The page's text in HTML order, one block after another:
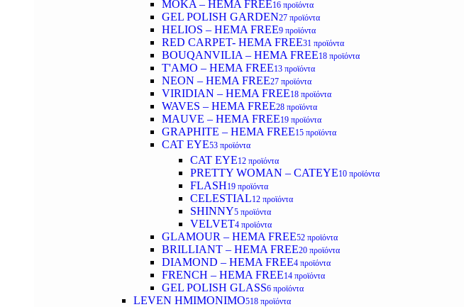
MOKA – HEMA FREE16 προϊόντα
GEL POLISH GARDEN27 προϊόντα
HELIOS – HEMA FREE9 προϊόντα
RED CARPET- HEMA FREE31 προϊόντα
BOUQANVILIA – HEMA FREE18 προϊόντα
T'AMO – HEMA FREE13 προϊόντα
NEON – HEMA FREE27 προϊόντα
VIRIDIAN – HEMA FREE18 προϊόντα
WAVES – HEMA FREE28 προϊόντα
MAUVE – HEMA FREE19 προϊόντα
GRAPHITE – HEMA FREE15 προϊόντα
CAT EYE53 προϊόντα
CAT EYE12 προϊόντα
PRETTY WOMAN – CATEYE10 προϊόντα
FLASH19 προϊόντα
CELESTIAL12 προϊόντα
SHINNY5 προϊόντα
VELVET4 προϊόντα
GLAMOUR – HEMA FREE52 προϊόντα
BRILLIANT – HEMA FREE20 προϊόντα
DIAMOND – HEMA FREE4 προϊόντα
FRENCH – HEMA FREE14 προϊόντα
GEL POLISH GLASS6 προϊόντα
LEVEN ΗΜΙΜΟΝΙΜΟ518 προϊόντα